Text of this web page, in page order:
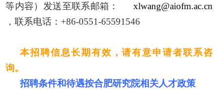
等内容）发送至联系邮箱：
xlwang@aiofm.ac.cn
，联系电话：+86-0551-65591546
本招聘信息长期有效，请有意申请者联系咨
询。
招聘条件和待遇按合肥研究院相关人才政策